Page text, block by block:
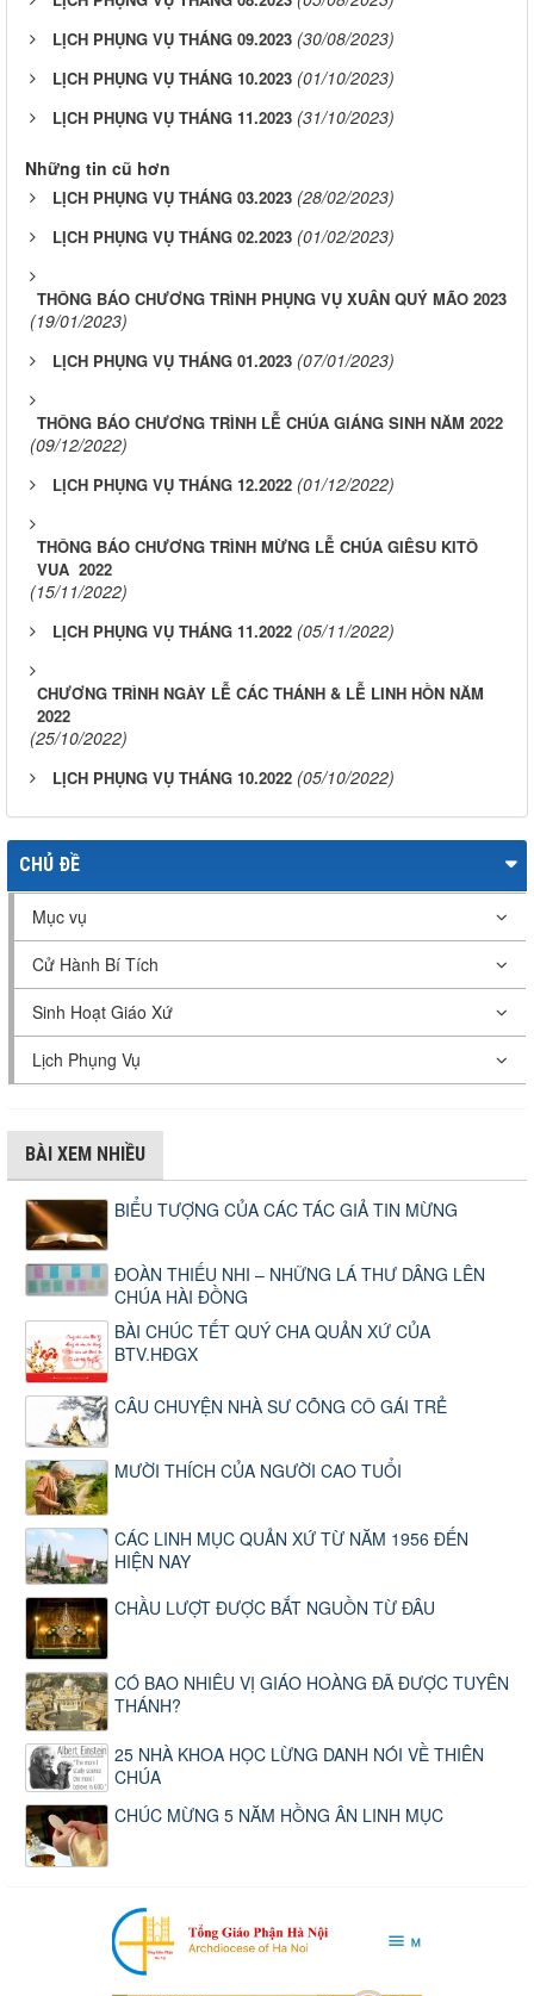
LỊCH PHỤNG VỤ THÁNG 09.2023 (30/08/2023)
LỊCH PHỤNG VỤ THÁNG 10.2023 (01/10/2023)
LỊCH PHỤNG VỤ THÁNG 11.2023 (31/10/2023)
Những tin cũ hơn
LỊCH PHỤNG VỤ THÁNG 03.2023 (28/02/2023)
LỊCH PHỤNG VỤ THÁNG 02.2023 (01/02/2023)
THÔNG BÁO CHƯƠNG TRÌNH PHỤNG VỤ XUÂN QUÝ MÃO 2023
(19/01/2023)
LỊCH PHỤNG VỤ THÁNG 01.2023 (07/01/2023)
THÔNG BÁO CHƯƠNG TRÌNH LỄ CHÚA GIÁNG SINH NĂM 2022
(09/12/2022)
LỊCH PHỤNG VỤ THÁNG 12.2022 (01/12/2022)
THÔNG BÁO CHƯƠNG TRÌNH MỪNG LỄ CHÚA GIÊSU KITÔ
VUA 2022
(15/11/2022)
LỊCH PHỤNG VỤ THÁNG 11.2022 (05/11/2022)
CHƯƠNG TRÌNH NGÀY LỄ CÁC THÁNH & LỄ LINH HỒN NĂM
2022
(25/10/2022)
LỊCH PHỤNG VỤ THÁNG 10.2022 (05/10/2022)
CHỦ ĐỀ
Mục vụ
Cử Hành Bí Tích
Sinh Hoạt Giáo Xứ
Lịch Phụng Vụ
BÀI XEM NHIỀU
BIỂU TƯỢNG CỦA CÁC TÁC GIẢ TIN MỪNG
ĐOÀN THIẾU NHI – NHỮNG LÁ THƯ DÂNG LÊN
CHÚA HÀI ĐỒNG
BÀI CHÚC TẾT QUÝ CHA QUẢN XỨ CỦA
BTV.HĐGX
CÂU CHUYỆN NHÀ SƯ CÕNG CÔ GÁI TRẺ
MƯỜI THÍCH CỦA NGƯỜI CAO TUỔI
CÁC LINH MỤC QUẢN XỨ TỪ NĂM 1956 ĐẾN
HIỆN NAY
CHẦU LƯỢT ĐƯỢC BẮT NGUỒN TỪ ĐÂU
CÓ BAO NHIÊU VỊ GIÁO HOÀNG ĐÃ ĐƯỢC TUYÊN
THÁNH?
25 NHÀ KHOA HỌC LỪNG DANH NÓI VỀ THIÊN
CHÚA
CHÚC MỪNG 5 NĂM HỒNG ÂN LINH MỤC